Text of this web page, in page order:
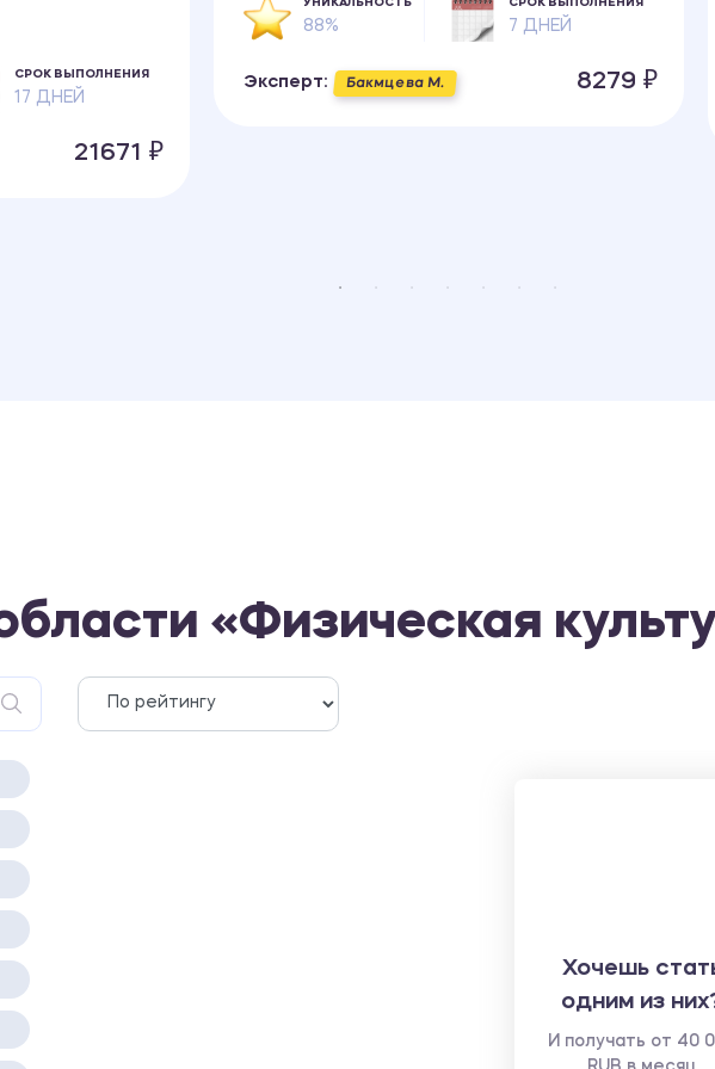
СРОК ВЫПОЛНЕНИЯ
17 ДНЕЙ
21671 ₽
88% 7 ДНЕЙ
Эксперт: Бакмцева М. 8279 ₽
«Физическая
Хочешь
одним из
И получать от 40